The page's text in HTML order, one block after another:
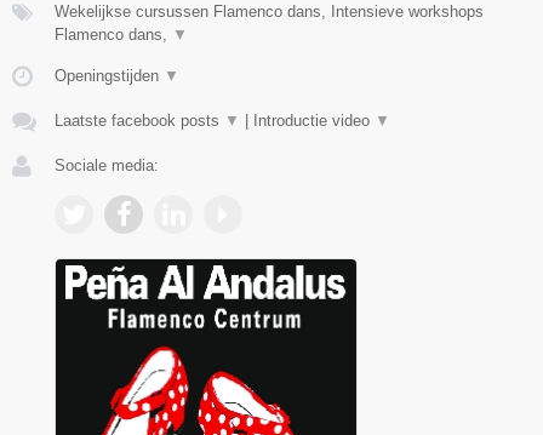
Wekelijkse cursussen Flamenco dans, Intensieve workshops
Flamenco dans,
▼
Openingstijden ▼
Laatste facebook posts ▼ | Introductie video ▼
Sociale media: